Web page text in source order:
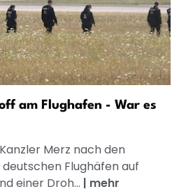
am Flughafen - War es
Merz nach den
Flughäfen auf
einer Droh... | mehr